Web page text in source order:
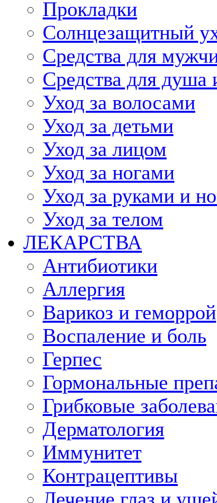
Прокладки
Солнцезащитный
Средства для
Средства для душа
Уход за волосами
Уход за детьми
Уход за лицом
Уход за ногами
Уход за руками и
Уход за телом
ЛЕКАРСТВА
Антибиотики
Аллергия
Варикоз и геморрой
Воспаление и боль
Герпес
Гормональные
Грибковые
Дерматология
Иммунитет
Контрацептивы